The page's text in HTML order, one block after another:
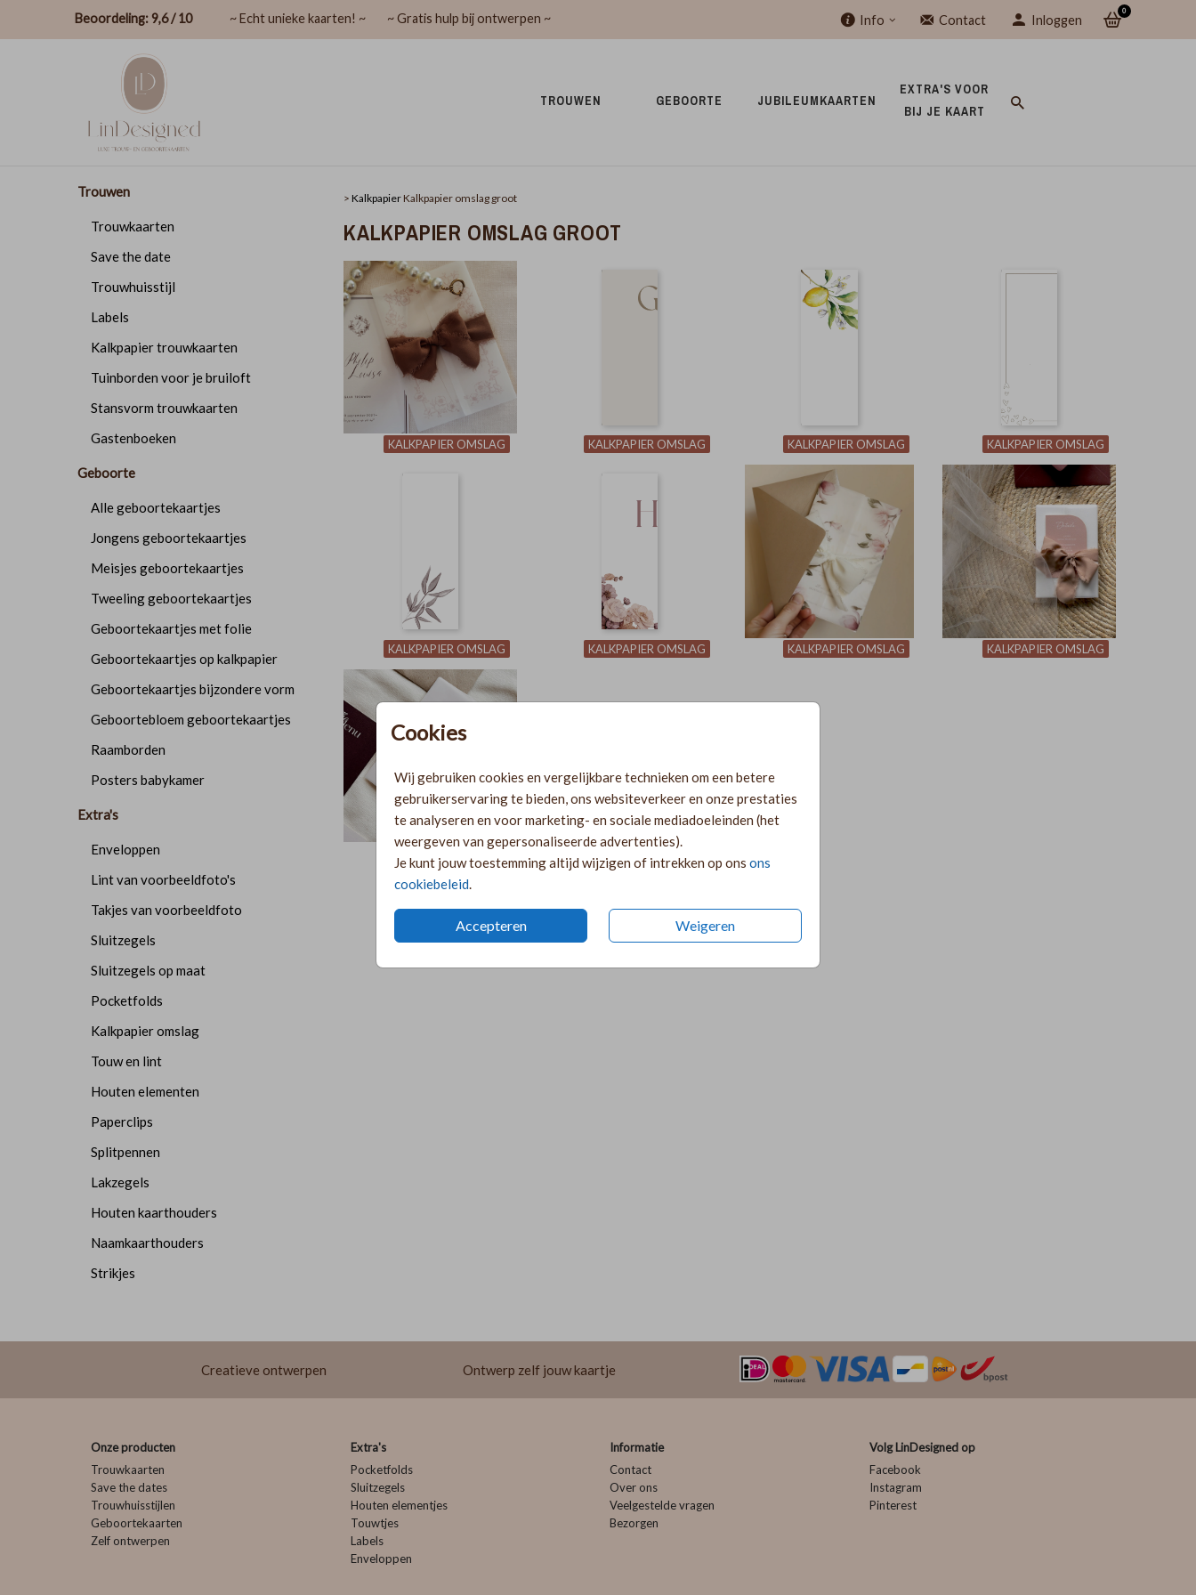
Beoordeling: 9,6 / 10 ~ Echt unieke kaarten! ~ ~ Gratis hulp bij ontwerpen ~ Info Contact Inloggen
0
TROUWEN GEBOORTE JUBILEUMKAARTEN
EXTRA'S VOOR
BIJ JE KAART
Cookies
Wij gebruiken cookies en vergelijkbare technieken om een betere
gebruikerservaring te bieden, ons websiteverkeer en onze prestaties
te analyseren en voor marketing- en sociale mediadoeleinden (het
weergeven van gepersonaliseerde advertenties).
Je kunt jouw toestemming altijd wijzigen of intrekken op ons ons
cookiebeleid
Accepteren Weigeren
Trouwen
Trouwkaarten
Save the date
Trouwhuisstijl
Labels
Kalkpapier trouwkaarten
Tuinborden voor je bruiloft
Stansvorm trouwkaarten
Gastenboeken
Geboorte
Alle geboortekaartjes
Jongens geboortekaartjes
Meisjes geboortekaartjes
Tweeling geboortekaartjes
Geboortekaartjes met folie
Geboortekaartjes op kalkpapier
Geboortekaartjes bijzondere vorm
Geboortebloem geboortekaartjes
Raamborden
Posters babykamer
Extra's
Enveloppen
Lint van voorbeeldfoto's
Takjes van voorbeeldfoto
Sluitzegels
Sluitzegels op maat
Pocketfolds
Kalkpapier omslag
Touw en lint
Houten elementen
Paperclips
Splitpennen
Lakzegels
Houten kaarthouders
Naamkaarthouders
Strikjes
>Kalkpapier Kalkpapier omslag groot
KALKPAPIER OMSLAG GROOT
KALKPAPIER OMSLAG KALKPAPIER OMSLAG KALKPAPIER OMSLAG KALKPAPIER OMSLAG
KALKPAPIER OMSLAG KALKPAPIER OMSLAG KALKPAPIER OMSLAG KALKPAPIER OMSLAG
KALKPAPIER OMSLAG
Creatieve ontwerpen Ontwerp zelf jouw kaartje
Onze producten
Trouwkaarten
Save the dates
Trouwhuisstijlen
Geboortekaarten
Zelf ontwerpen
Extra's
Pocketfolds
Sluitzegels
Houten elementjes
Touwtjes
Labels
Enveloppen
Informatie
Contact
Over ons
Veelgestelde vragen
Bezorgen
Volg LinDesigned op
Facebook
Instagram
Pinterest